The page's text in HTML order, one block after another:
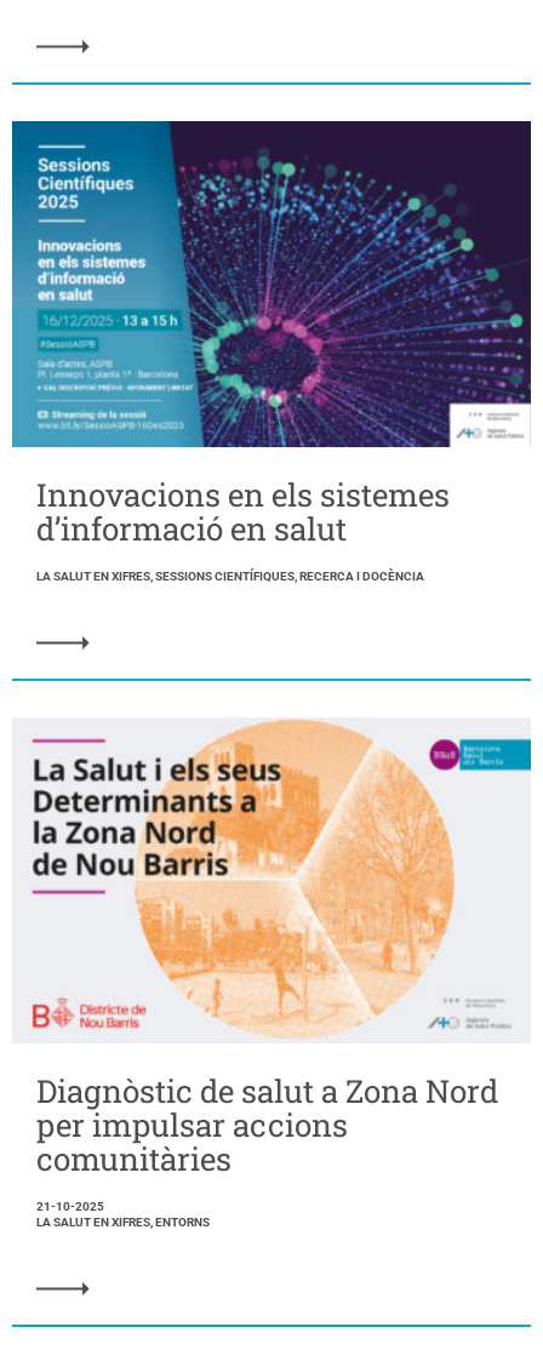
Innovacions en els sistemes
d’informació en salut
LA SALUT EN XIFRES, SESSIONS CIENTÍFIQUES, RECERCA I DOCÈNCIA
Diagnòstic de salut a Zona Nord
per impulsar accions
comunitàries
21-10-2025
LA SALUT EN XIFRES, ENTORNS